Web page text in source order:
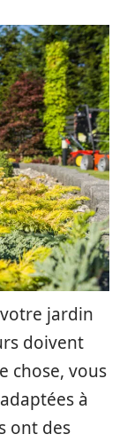
jardin
doivent
chose, vous
à
ont des